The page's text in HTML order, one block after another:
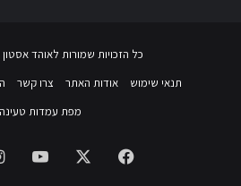
כל הזכויות שמורות לאוהד אסטון ‏© 2019-
תנאי שימוש
אודות האתר צרו קשר
מפת עמדות טעינה
Facebook